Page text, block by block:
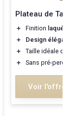
Plateau de
＋ Finition laquée
＋
Design élégant
＋
Taille idéale de
＋
Sans pré-
Voir l'offre